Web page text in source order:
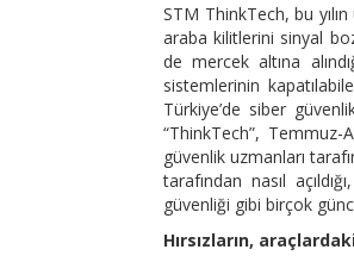
STM ThinkTech, bu
araba kilitlerini sinyal
de mercek altına
sistemlerinin
Türkiye’de siber
“ThinkTech”,
güvenlik uzmanları
tarafından nasıl
güvenliği gibi birçok
Hırsızların,